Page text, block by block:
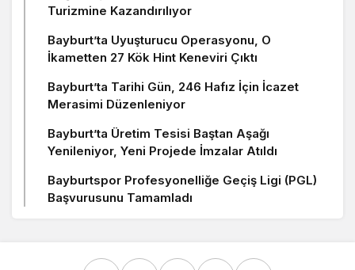
Turizmine Kazandırılıyor
Bayburt’ta Uyuşturucu Operasyonu, O
İkametten 27 Kök Hint Keneviri Çıktı
Bayburt’ta Tarihi Gün, 246 Hafız İçin İcazet
Merasimi Düzenleniyor
Bayburt’ta Üretim Tesisi Baştan Aşağı
Yenileniyor, Yeni Projede İmzalar Atıldı
Bayburtspor Profesyonelliğe Geçiş Ligi (PGL)
Başvurusunu Tamamladı